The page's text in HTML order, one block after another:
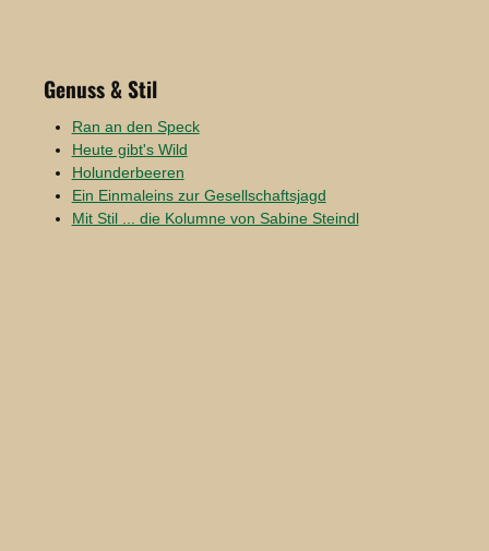
Genuss & Stil
Ran an den Speck
Heute gibt's Wild
Holunderbeeren
Ein Einmaleins zur Gesellschaftsjagd
Mit Stil ... die Kolumne von Sabine Steindl